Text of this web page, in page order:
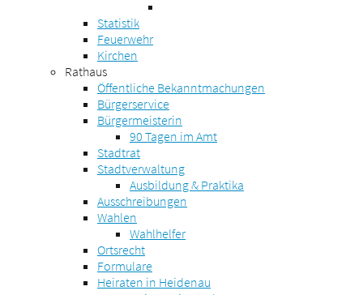
Statistik
Feuerwehr
Kirchen
Rathaus
Öffentliche Bekanntmachungen
Bürgerservice
Bürgermeisterin
90 Tagen im Amt
Stadtrat
Stadtverwaltung
Ausbildung & Praktika
Ausschreibungen
Wahlen
Wahlhelfer
Ortsrecht
Formulare
Heiraten in Heidenau